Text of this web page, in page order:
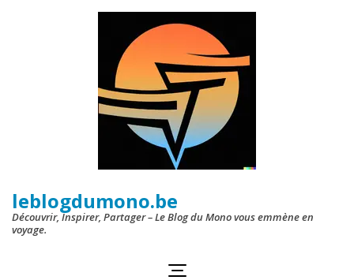
leblogdumono.be
Découvrir, Inspirer, Partager – Le Blog du Mono vous emmène en
voyage.